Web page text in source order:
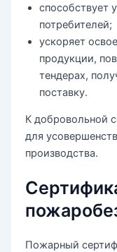
способствует
потребителей;
ускоряет
продукции,
тендерах,
поставку.
К добровольной
для
производства.
Пожарный